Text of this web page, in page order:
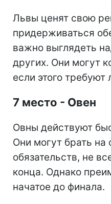
Львы ценят свою
придерживаться
важно выглядеть
других. Они могут
если этого
7 место - Овен
Овны действуют
Они могут брать на
обязательств, не
конца. Однако
начатое до финала.